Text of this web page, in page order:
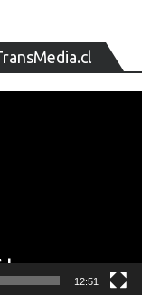
de
12:51